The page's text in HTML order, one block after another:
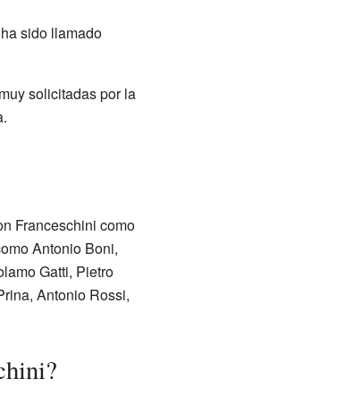
sido llamado
solicitadas por la
Franceschini como
Antonio Boni,
Gatti, Pietro
Antonio Rossi,